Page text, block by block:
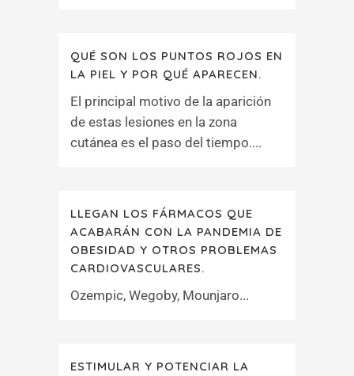
QUÉ SON LOS PUNTOS ROJOS EN
LA PIEL Y POR QUÉ APARECEN.
El principal motivo de la aparición
de estas lesiones en la zona
cutánea es el paso del tiempo....
LLEGAN LOS FÁRMACOS QUE
ACABARÁN CON LA PANDEMIA DE
OBESIDAD Y OTROS PROBLEMAS
CARDIOVASCULARES.
Ozempic, Wegoby, Mounjaro...
ESTIMULAR Y POTENCIAR LA